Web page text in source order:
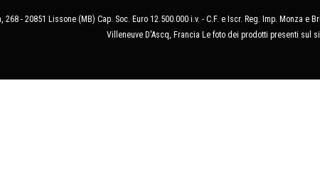
- 20851 Lissone (MB) Cap. Soc. Euro 12.500.000 i.v. - C.F. e Iscr. Reg. Imp. Monza e
Villeneuve D'Ascq, Francia Le foto dei prodotti presenti sul